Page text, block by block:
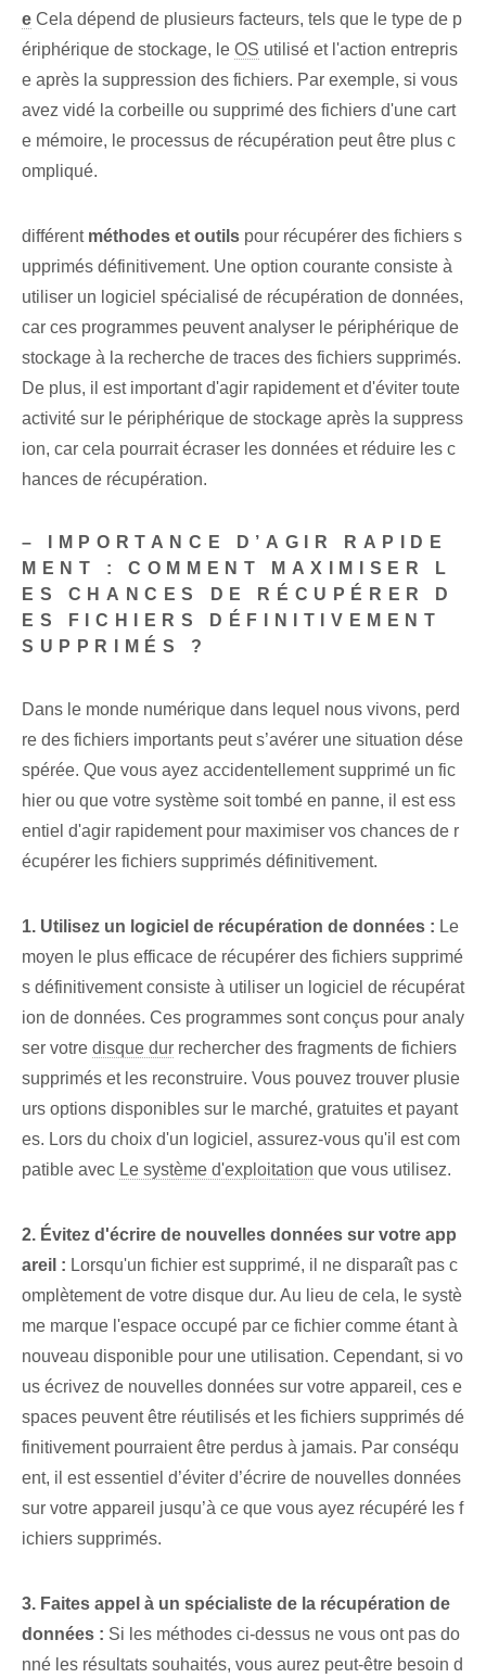
e Cela dépend de plusieurs facteurs, tels que le type de p
ériphérique de stockage, le OS utilisé et l'action entrepris
e après la suppression des fichiers. Par exemple, si vous
avez vidé la corbeille ou supprimé des fichiers d'une cart
e mémoire, le processus de récupération peut être plus c
ompliqué.
différent méthodes et outils pour récupérer des fichiers s
upprimés définitivement. Une option courante consiste à
utiliser un logiciel spécialisé de récupération de données,
car ces programmes peuvent analyser le périphérique de
stockage à la recherche de traces des fichiers supprimés.
De plus, il est important d'agir rapidement et d'éviter toute
activité sur le périphérique de stockage après la suppress
ion, car cela pourrait écraser les données et réduire les c
hances de récupération.
– IMPORTANCE D’AGIR RAPIDE
MENT : COMMENT MAXIMISER L
ES CHANCES DE RÉCUPÉRER D
ES FICHIERS DÉFINITIVEMENT
SUPPRIMÉS ?
Dans le monde numérique dans lequel nous vivons, perd
re des fichiers importants peut s’avérer une situation dése
spérée. Que vous ayez accidentellement supprimé un fic
hier ou que votre système soit tombé en panne, il est ess
entiel d'agir rapidement pour maximiser vos chances de r
écupérer les fichiers supprimés définitivement.
1. Utilisez un logiciel de récupération de données : Le
moyen le plus efficace de récupérer des fichiers supprimé
s définitivement consiste à utiliser un logiciel de récupérat
ion de données. Ces programmes sont conçus pour analy
ser votre disque dur rechercher des fragments de fichiers
supprimés et les reconstruire. Vous pouvez trouver plusie
urs options disponibles sur le marché, gratuites et payant
es. Lors du choix d'un logiciel, assurez-vous qu'il est com
patible avec Le système d'exploitation que vous utilisez.
2. Évitez d'écrire de nouvelles données sur votre app
areil : Lorsqu'un fichier est supprimé, il ne disparaît pas c
omplètement de votre disque dur. Au lieu de cela, le systè
me marque l'espace occupé par ce fichier comme étant à
nouveau disponible pour une utilisation. Cependant, si vo
us écrivez de nouvelles données sur votre appareil, ces e
spaces peuvent être réutilisés et les fichiers supprimés dé
finitivement pourraient être perdus à jamais. Par conséqu
ent, il est essentiel d’éviter d’écrire de nouvelles données
sur votre appareil jusqu’à ce que vous ayez récupéré les f
ichiers supprimés.
3. Faites appel à un spécialiste de la récupération de
données : Si les méthodes ci-dessus ne vous ont pas do
nné les résultats souhaités, vous aurez peut-être besoin d